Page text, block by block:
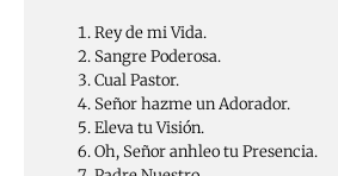
Rey de mi Vida.
Sangre Poderosa.
Cual Pastor.
Señor hazme un Adorador.
Eleva tu Visión.
Oh, Señor anhleo tu Presencia.